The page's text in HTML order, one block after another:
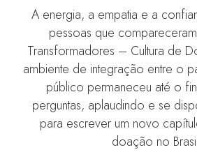
A energia, a empatia e a
pessoas que
Transformadores – Cultura de
ambiente de integração entre o
público permaneceu até o
perguntas, aplaudindo e se
para escrever um novo
doação no